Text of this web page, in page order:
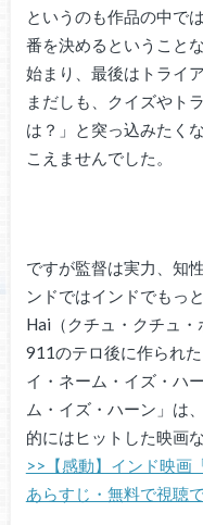
というのも作品の中で
番を決めるということ
始まり、最後はトライ
まだしも、クイズやト
は？」と突っ込みたく
こえませんでした。
ですが監督は実力、知
ンドではインドでもっ
Hai（クチュ・クチュ・
911のテロ後に作られ
イ・ネーム・イズ・ハ
ム・イズ・ハーン」は
的にはヒットした映画な
>>【感動】インド映画
あらすじ・無料で視聴